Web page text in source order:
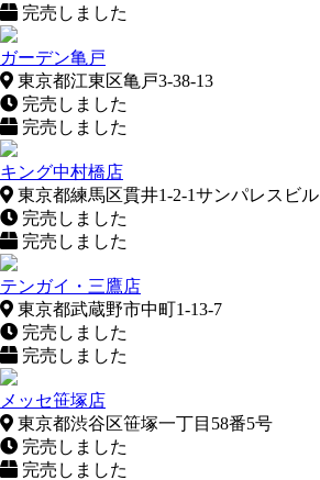
完売しました
ガーデン亀戸
東京都江東区亀戸3-38-13
完売しました
完売しました
キング中村橋店
東京都練馬区貫井1-2-1サンパレスビル
完売しました
完売しました
テンガイ・三鷹店
東京都武蔵野市中町1-13-7
完売しました
完売しました
メッセ笹塚店
東京都渋谷区笹塚一丁目58番5号
完売しました
完売しました